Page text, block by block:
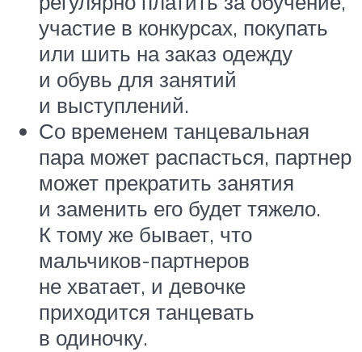
участие в конкурсах, покупать
или шить на заказ одежду
и обувь для занятий
и выступлений.
Со временем танцевальная
пара может распасться, партнер
может прекратить занятия
и заменить его будет тяжело.
К тому же бывает, что
мальчиков-партнеров
не хватает, и девочке
приходится танцевать
в одиночку.